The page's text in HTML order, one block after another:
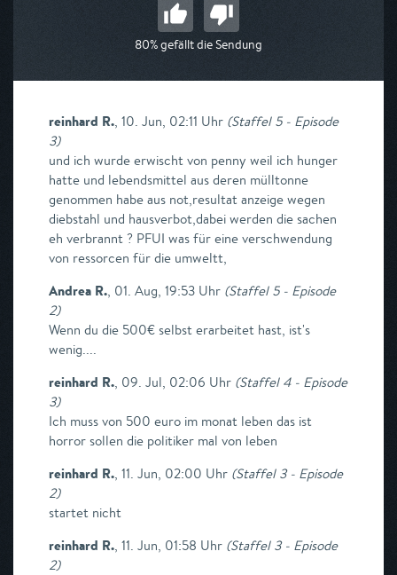
80% gefällt die Sendung
reinhard R., 10. Jun, 02:11 Uhr (Staffel 5 - Episode
3)
und ich wurde erwischt von penny weil ich hunger
hatte und lebendsmittel aus deren mülltonne
genommen habe aus not,resultat anzeige wegen
diebstahl und hausverbot,dabei werden die sachen
eh verbrannt ? PFUI was für eine verschwendung
von ressorcen für die umweltt,
Andrea R., 01. Aug, 19:53 Uhr (Staffel 5 - Episode
2)
Wenn du die 500€ selbst erarbeitet hast, ist's
wenig....
reinhard R., 09. Jul, 02:06 Uhr (Staffel 4 - Episode
3)
Ich muss von 500 euro im monat leben das ist
horror sollen die politiker mal von leben
reinhard R., 11. Jun, 02:00 Uhr (Staffel 3 - Episode
2)
startet nicht
reinhard R., 11. Jun, 01:58 Uhr (Staffel 3 - Episode
2)